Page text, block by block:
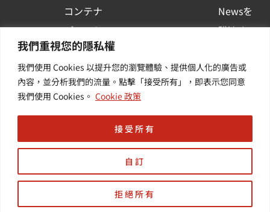
我們重視您的隱私權
我們使用 Cookies 以提升您的瀏覽體驗、提供個人化的廣告或
內容，並分析我們的流量。點擊「接受所有」，即表示您同意
我們使用 Cookies。 Cookie 政策
自訂
拒絕所有
接受所有
コンテナ
プラット
フォーム
活用
その他・
Newsを
購読する
イベント
や業界情
Copyright © 羽昇國際股份有限公司